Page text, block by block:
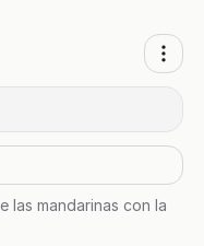
las mandarinas con la